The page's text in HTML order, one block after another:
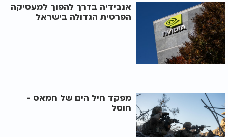
אנבידיה בדרך להפוך למעסיקה
הפרטית הגדולה בישראל
מפקד חיל הים של חמאס -
חוסל